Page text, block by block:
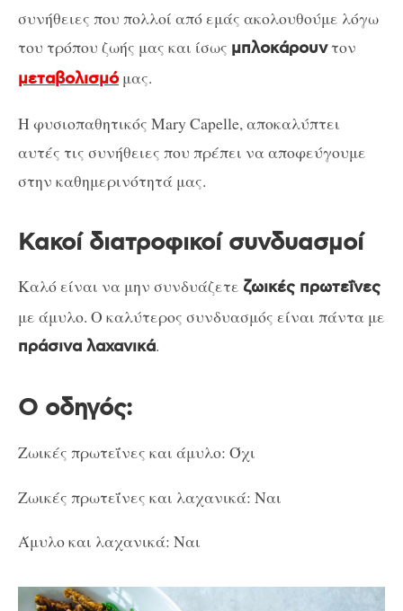
συνήθειες που πολλοί από εμάς ακολουθούμε λόγω
του τρόπου ζωής μας και ίσως μπλοκάρουντον
μεταβολισμόμας.
Η φυσιοπαθητικός Mary Capelle, αποκαλύπτει
αυτές τις συνήθειες που πρέπει να αποφεύγουμε
στην καθημερινότητά μας.
Κακοί διατροφικοί συνδυασμοί
Καλό είναι να μην συνδυάζετε ζωικές πρωτεΐνες
με άμυλο. Ο καλύτερος συνδυασμός είναι πάντα με
πράσινα λαχανικά.
Ο οδηγός:
Ζωικές πρωτεΐνες και άμυλο: Όχι
Ζωικές πρωτεΐνες και λαχανικά: Ναι
Άμυλο και λαχανικά: Ναι